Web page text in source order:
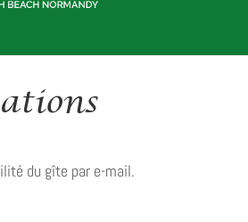
du gîte par e-mail.